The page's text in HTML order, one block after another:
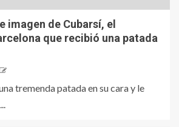
imagen de Cubarsí, el
que recibió una patada
tremenda patada en su cara y le